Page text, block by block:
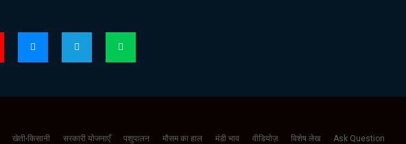
खेती-किसानी सरकारी योजनाएँ पशुपालन मौसम का हाल मंडी भाव वीडियोज़ विशेष लेख Ask Question